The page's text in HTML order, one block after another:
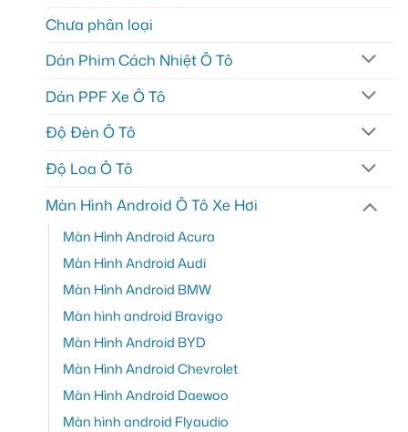
Chưa phân loại
Dán Phim Cách Nhiệt Ô Tô
Dán PPF Xe Ô Tô
Độ Đèn Ô Tô
Độ Loa Ô Tô
Màn Hình Android Ô Tô Xe Hơi
Màn Hình Android Acura
Màn Hình Android Audi
Màn Hình Android BMW
Màn hình android Bravigo
Màn Hình Android BYD
Màn Hình Android Chevrolet
Màn Hình Android Daewoo
Màn hình android Flyaudio